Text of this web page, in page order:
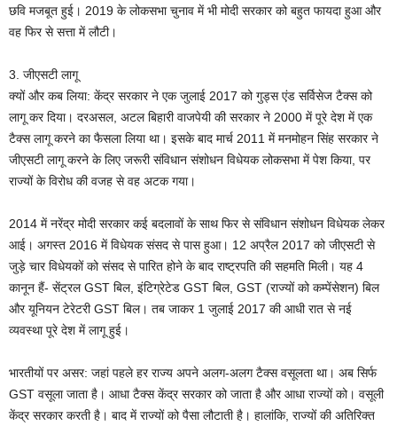
छवि मजबूत हुई। 2019 के लोकसभा चुनाव में भी मोदी सरकार को बहुत फायदा हुआ और
वह फिर से सत्ता में लौटी।
3. जीएसटी लागू
क्यों और कब लिया: केंद्र सरकार ने एक जुलाई 2017 को गुड्स एंड सर्विसेज टैक्स को
लागू कर दिया। दरअसल, अटल बिहारी वाजपेयी की सरकार ने 2000 में पूरे देश में एक
टैक्स लागू करने का फैसला लिया था। इसके बाद मार्च 2011 में मनमोहन सिंह सरकार ने
जीएसटी लागू करने के लिए जरूरी संविधान संशोधन विधेयक लोकसभा में पेश किया, पर
राज्यों के विरोध की वजह से वह अटक गया।
2014 में नरेंद्र मोदी सरकार कई बदलावों के साथ फिर से संविधान संशोधन विधेयक लेकर
आई। अगस्त 2016 में विधेयक संसद से पास हुआ। 12 अप्रैल 2017 को जीएसटी से
जुड़े चार विधेयकों को संसद से पारित होने के बाद राष्ट्रपति की सहमति मिली। यह 4
कानून हैं- सेंट्रल GST बिल, इंटिग्रेटेड GST बिल, GST (राज्यों को कम्पेंसेशन) बिल
और यूनियन टेरेटरी GST बिल। तब जाकर 1 जुलाई 2017 की आधी रात से नई
व्यवस्था पूरे देश में लागू हुई।
भारतीयों पर असर: जहां पहले हर राज्य अपने अलग-अलग टैक्स वसूलता था। अब सिर्फ
GST वसूला जाता है। आधा टैक्स केंद्र सरकार को जाता है और आधा राज्यों को। वसूली
केंद्र सरकार करती है। बाद में राज्यों को पैसा लौटाती है। हालांकि, राज्यों की अतिरिक्त